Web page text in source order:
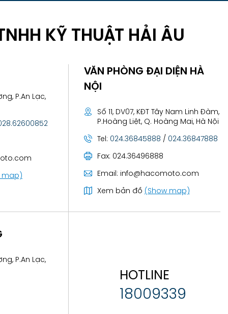
KỸ THUẬT HẢI ÂU
P.An Lạc,
map)
VĂN PHÒNG ĐẠI DIỆN HÀ
NỘI
Số 11, DV07, KĐT Tây Nam Linh Đàm,
P.Hoàng Liệt, Q. Hoàng Mai, Hà Nội
Tel: 024.36845888 / 024.36847888
Fax: 024.36496888
Email: info@hacomoto.com
Xem bản đồ (Show map)
P.An Lạc,
HOTLINE
18009339